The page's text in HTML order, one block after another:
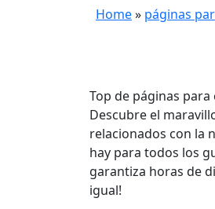
Home» páginas
Top de páginas
Descubre el
relacionados con la
hay para todos los
garantiza horas de
igual!